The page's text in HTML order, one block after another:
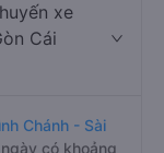
xe
Cái
Chánh - Sài
có khoảng